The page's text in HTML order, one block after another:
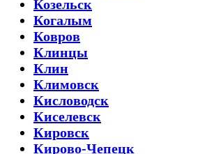
Козельск
Когалым
Ковров
Клинцы
Клин
Климовск
Кисловодск
Киселевск
Кировск
Кирово-Чепецк